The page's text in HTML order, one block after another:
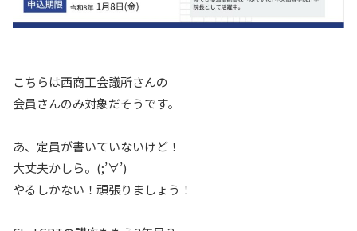
こちらは西商工会議所さんの
会員さんのみ対象だそうです。
あ、定員が書いていないけど！
大丈夫かしら。(;’∀’)
やるしかない！頑張りましょう！